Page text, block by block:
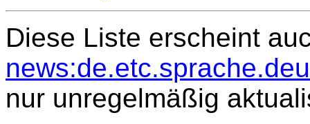
Diese Liste erscheint
nur unregelmäßig